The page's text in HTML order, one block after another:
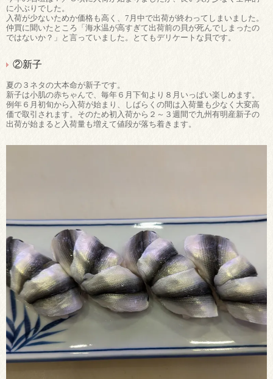
に小ぶりでした。
入荷が少ないためか価格も高く、7月中で出荷が終わってしまいました。
仲買に聞いたところ「海水温が高すぎて出荷前の貝が死んでしまったの
ではないか？」と言っていました。とてもデリケートな貝です。
②新子
夏の３ネタの大本命が新子です。
新子は小肌の赤ちゃんで、毎年６月下旬より８月いっぱい楽しめます。
例年６月初旬から入荷が始まり、しばらくの間は入荷量も少なく大変高
価で取引されます。そのため初入荷から２～３週間で九州有明産新子の
出荷が始まると入荷量も増えて値段が落ち着きます。